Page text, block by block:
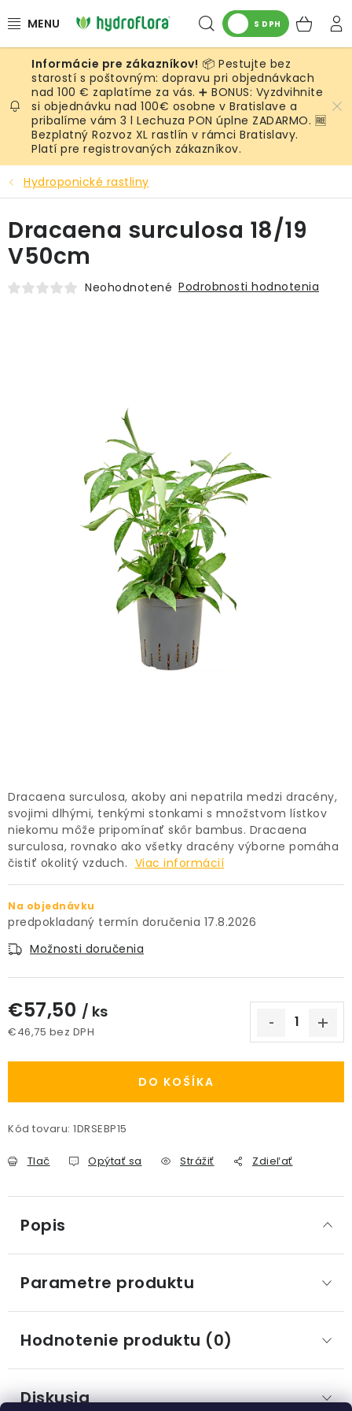
na
Hľadať
S DPH
RASTLINY
UMELÉ RASTLINY
KVETINÁČE
SUBSTRÁTY A PRÍSLUŠENSTVO
SERVIS INTERIÉROVEJ ZELENE
INTERIÉROVÉ DEKORÁCIE
NA OBJEDNÁVKU
KVETINÁČE A OBALY NA RASTLINY
ZNAČKY
Obchodné podmienky
Podmienky ochrany osobných údajov
O nás
📦 Pestujte bez
starostí s poštovným: dopravu pri objednávkach
nad 100 € zaplatíme za vás. ➕ BONUS: Vyzdvihnite
si objednávku nad 100€ osobne v Bratislave a
pribalíme vám 3 l Lechuza PON úplne ZADARMO. 🆓
Bezplatný Rozvoz XL rastlín v rámci Bratislavy.
Platí pre registrovaných zákazníkov.
Hydroponické rastliny
Dracaena surculosa, akoby ani nepatrila medzi dracény,
svojimi dlhými, tenkými stonkami s množstvom lístkov
niekomu môže pripomínať skôr bambus. Dracaena
surculosa, rovnako ako všetky dracény výborne pomáha
čistiť okolitý vzduch. Viac informácií
Na objednávku
17.8.2026
Možnosti doručenia
€57,50 / ks
€46,75 bez DPH
DO KOŠÍKA
Kód tovaru: 1DRSEBP15
Tlač Opýtať sa Strážiť Zdieľať
Dracaena surculosa 18/19
V50cm
Neohodnotené Podrobnosti hodnotenia
Popis
Parametre produktu
Hodnotenie produktu (0)
Diskusia